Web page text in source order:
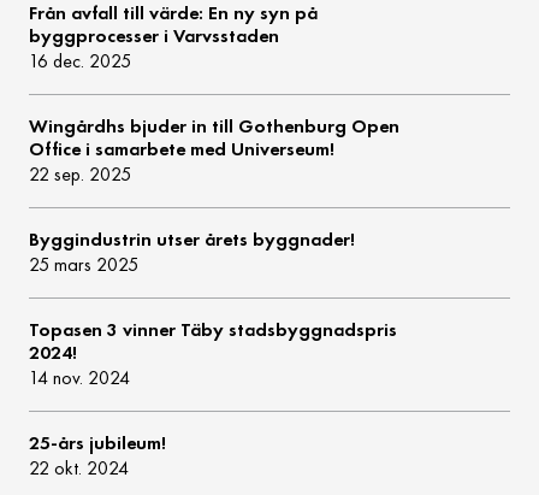
Från avfall till värde: En ny syn på
byggprocesser i Varvsstaden
16 dec. 2025
Wingårdhs bjuder in till Gothenburg Open
Office i samarbete med Universeum!
22 sep. 2025
Byggindustrin utser årets byggnader!
25 mars 2025
Topasen 3 vinner Täby stadsbyggnadspris
2024!
14 nov. 2024
25-års jubileum!
22 okt. 2024